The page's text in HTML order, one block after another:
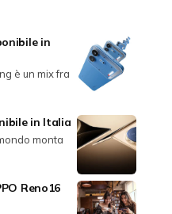
in
è un mix fra
in Italia
monta
Reno16